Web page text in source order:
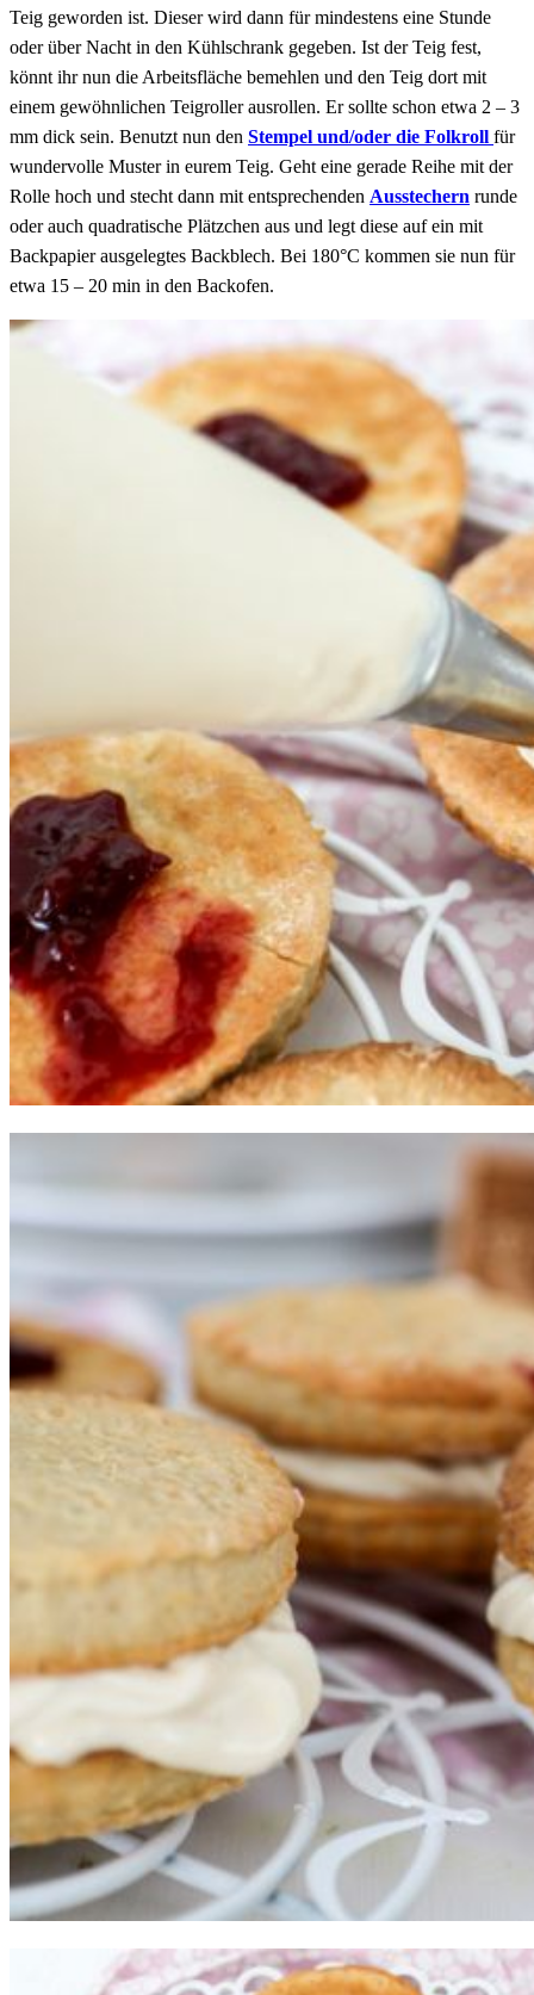
Teig geworden ist. Dieser wird dann für mindestens eine Stunde
oder über Nacht in den Kühlschrank gegeben. Ist der Teig fest,
könnt ihr nun die Arbeitsfläche bemehlen und den Teig dort mit
einem gewöhnlichen Teigroller ausrollen. Er sollte schon etwa 2 – 3
mm dick sein. Benutzt nun den Stempel und/oder die Folkroll für
wundervolle Muster in eurem Teig. Geht eine gerade Reihe mit der
Rolle hoch und stecht dann mit entsprechenden Ausstechern runde
oder auch quadratische Plätzchen aus und legt diese auf ein mit
Backpapier ausgelegtes Backblech. Bei 180°C kommen sie nun für
etwa 15 – 20 min in den Backofen.